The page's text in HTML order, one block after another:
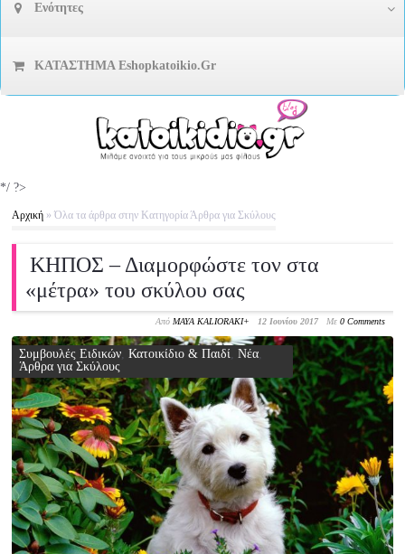
Ενότητες
ΚΑΤΑΣΤΗΜΑ Eshopkatoikio.gr
*/ ?>
Αρχική »Όλα τα άρθρα στην Κατηγορία Άρθρα για Σκύλους
ΚΗΠΟΣ – Διαμορφώστε τον στα
«μέτρα» του σκύλου σας
ΑπόMAYA KALIORAKI+ 12 Ιουνίου 2017 Με0 Comments
Συμβουλές Ειδικών,Κατοικίδιο & Παιδί,Νέα,
Άρθρα για Σκύλους